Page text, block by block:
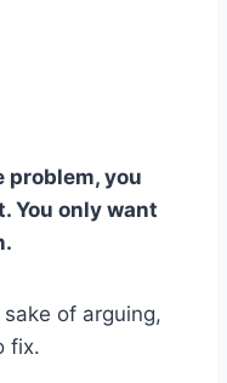
problem, you
You only want
of arguing,
fix.